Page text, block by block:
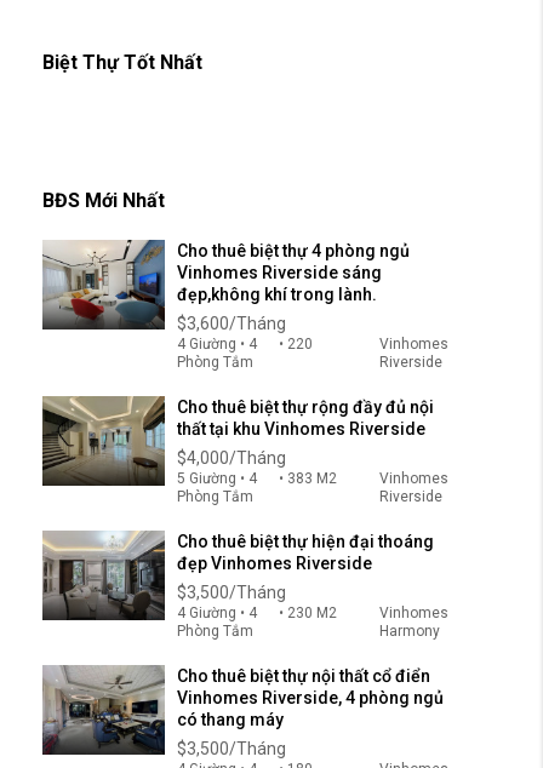
Biệt Thự Tốt Nhất
BĐS Mới Nhất
Cho thuê biệt thự 4 phòng ngủ
Vinhomes Riverside sáng
đẹp,không khí trong lành.
$3,600/Tháng
4 Giường • 4
Phòng Tắm
• 220
Vinhomes
Riverside
Cho thuê biệt thự rộng đầy đủ nội
thất tại khu Vinhomes Riverside
$4,000/Tháng
5 Giường • 4
Phòng Tắm
• 383 M2
Vinhomes
Riverside
Cho thuê biệt thự hiện đại thoáng
đẹp Vinhomes Riverside
$3,500/Tháng
4 Giường • 4
Phòng Tắm
• 230 M2
Vinhomes
Harmony
Cho thuê biệt thự nội thất cổ điển
Vinhomes Riverside, 4 phòng ngủ
có thang máy
$3,500/Tháng